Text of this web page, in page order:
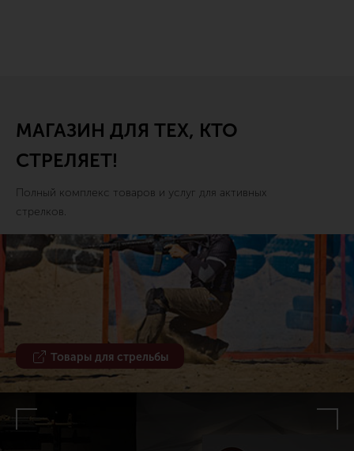
МАГАЗИН ДЛЯ ТЕХ, КТО
СТРЕЛЯЕТ!
Полный комплекс товаров и услуг для активных
стрелков.
Товары для стрельбы